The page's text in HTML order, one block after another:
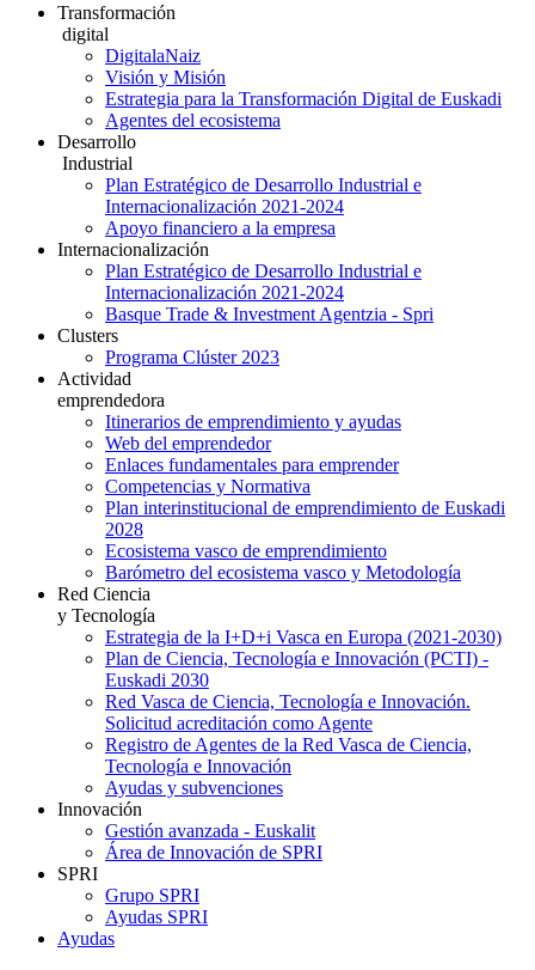
Transformación
digital
DigitalaNaiz
Visión y Misión
Estrategia para la Transformación Digital de Euskadi
Agentes del ecosistema
Desarrollo
Industrial
Plan Estratégico de Desarrollo Industrial e
Internacionalización 2021-2024
Apoyo financiero a la empresa
Internacionalización
Plan Estratégico de Desarrollo Industrial e
Internacionalización 2021-2024
Basque Trade & Investment Agentzia - Spri
Clusters
Programa Clúster 2023
Actividad
emprendedora
Itinerarios de emprendimiento y ayudas
Web del emprendedor
Enlaces fundamentales para emprender
Competencias y Normativa
Plan interinstitucional de emprendimiento de Euskadi
2028
Ecosistema vasco de emprendimiento
Barómetro del ecosistema vasco y Metodología
Red Ciencia
y Tecnología
Estrategia de la I+D+i Vasca en Europa (2021-2030)
Plan de Ciencia, Tecnología e Innovación (PCTI) -
Euskadi 2030
Red Vasca de Ciencia, Tecnología e Innovación.
Solicitud acreditación como Agente
Registro de Agentes de la Red Vasca de Ciencia,
Tecnología e Innovación
Ayudas y subvenciones
Innovación
Gestión avanzada - Euskalit
Área de Innovación de SPRI
SPRI
Grupo SPRI
Ayudas SPRI
Ayudas